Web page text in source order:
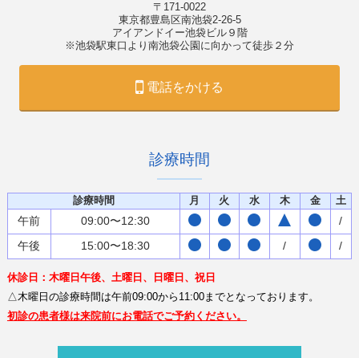
〒171-0022
東京都豊島区南池袋2-26-5
アイアンドイー池袋ビル９階
※池袋駅東口より南池袋公園に向かって徒歩２分
電話をかける
診療時間
診療時間 月 火 水 木 金 土
午前 09:00〜12:30
/
午後
15:00〜18:30 / /
休診日：木曜日午後、土曜日、日曜日、祝日
△木曜日の診療時間は午前09:00から11:00までとなっております。
初診の患者様は来院前にお電話でご予約ください。